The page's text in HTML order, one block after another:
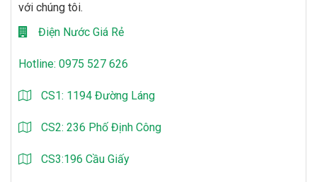
với chúng tôi.
Điện Nước Giá Rẻ
Hotline: 0975 527 626
CS1: 1194 Đường Láng
CS2: 236 Phố Định Công
CS3:196 Cầu Giấy